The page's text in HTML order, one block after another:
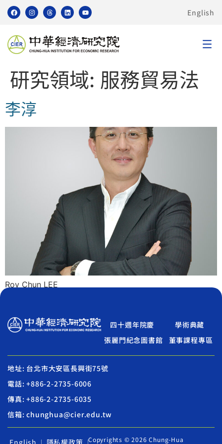
English
研究領域: 服務貿易法
李淳
Roy Chun LEE
四十週年院慶
學術典藏
張麗門紀念圖書館
董事課程專區
地址: 台北市大安區長興街75號
電話: +886-2-2735-6006
傳真: +886-2-2735-6035
信箱: chunghua@cier.edu.tw
Copyrights © 2026 Chung-Hua